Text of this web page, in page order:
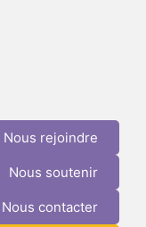
Nous rejoindre
Nous soutenir
Nous contacter